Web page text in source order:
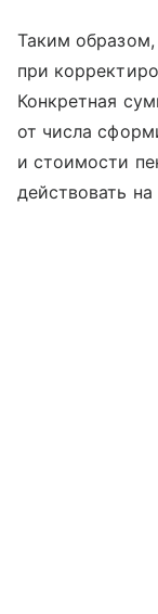
Таким образом,
при
Конкретная
от числа
и стоимости
действовать